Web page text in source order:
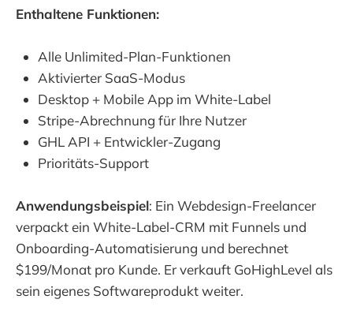
Enthaltene Funktionen:
Alle Unlimited-Plan-Funktionen
Aktivierter SaaS-Modus
Desktop + Mobile App im White-Label
Stripe-Abrechnung für Ihre Nutzer
GHL API + Entwickler-Zugang
Prioritäts-Support
Anwendungsbeispiel: Ein Webdesign-Freelancer
verpackt ein White-Label-CRM mit Funnels und
Onboarding-Automatisierung und berechnet
$199/Monat pro Kunde. Er verkauft GoHighLevel als
sein eigenes Softwareprodukt weiter.